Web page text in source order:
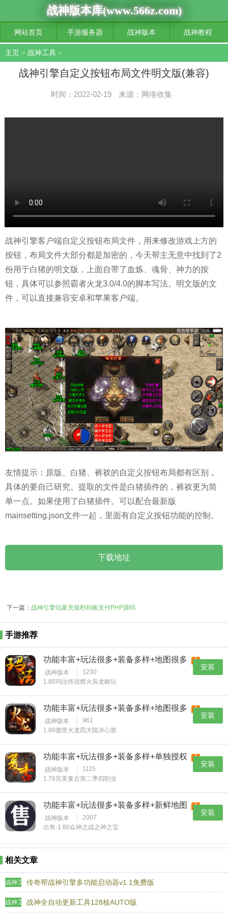
战神版本库(www.566z.com)
网站首页 手游服务器 战神版本 战神教程
主页 > 战神工具 >
战神引擎自定义按钮布局文件明文版(兼容)
时间：2022-02-19 来源：网络收集
战神引擎客户端自定义按钮布局文件，用来修改游戏上方的
按钮，布局文件大部分都是加密的，今天帮主无意中找到了2
份用于白猪的明文版，上面自带了血炼、魂骨、神力的按
钮，具体可以参照霸者火龙3.0/4.0的脚本写法。明文版的文
件，可以直接兼容安卓和苹果客户端。
友情提示：原版、白猪、裤衩的自定义按钮布局都有区别，
具体的要自己研究。提取的文件是白猪插件的，裤衩更为简
单一点。如果使用了白猪插件。可以配合最新版
mainsetting.json文件一起，里面有自定义按钮功能的控制。
下载地址
下一篇：战神引擎玩家充值秒到账支付PHP源码
手游推荐
功能丰富+玩法很多+装备多样+地图很多
战神版本 1230
安装
1.80玛法传说熔火辰龙耐玩
功能丰富+玩法很多+装备多样+地图很多
战神版本 961
安装
1.80傲世火龙四大陆冰心敦
功能丰富+玩法很多+装备多样+单独授权
战神版本 1115
安装
1.76完美复古第二季四职业
功能丰富+玩法很多+装备多样+新鲜地图
战神版本 2007
安装
出售-1.80众神之战之神之宝
相关文章
战神工具传奇帮战神引擎多功能启动器v1.1免费版
战神工具战神全自动更新工具128核AUTO版